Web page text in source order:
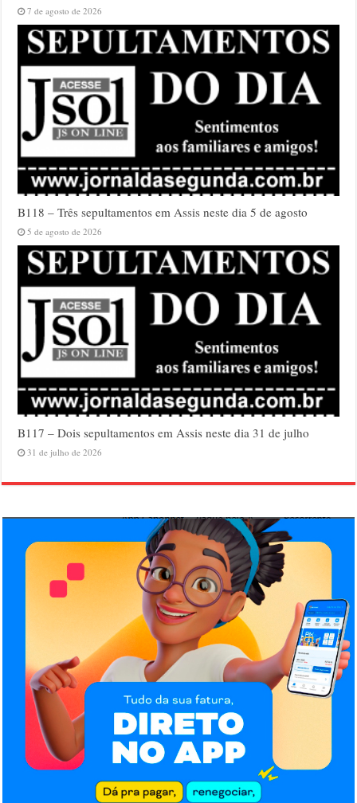
7 de agosto de 2026
B118 – Três sepultamentos em Assis neste dia 5 de agosto
5 de agosto de 2026
B117 – Dois sepultamentos em Assis neste dia 31 de julho
31 de julho de 2026